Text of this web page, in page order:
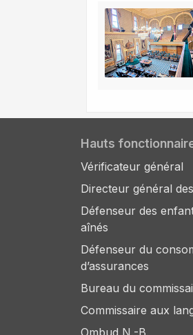
Hauts
Vérificateur général
Directeur général
Défenseur des
aînés
Défenseur du
d’assurances
Bureau du
Commissaire aux